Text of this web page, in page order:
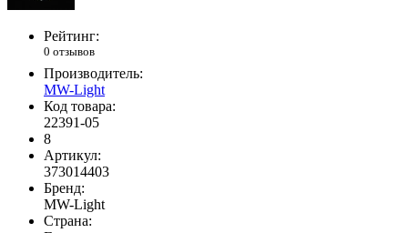
Рейтинг:
0 отзывов
Производитель:
MW-Light
Код товара:
22391-05
8
Артикул:
373014403
Бренд:
MW-Light
Страна: